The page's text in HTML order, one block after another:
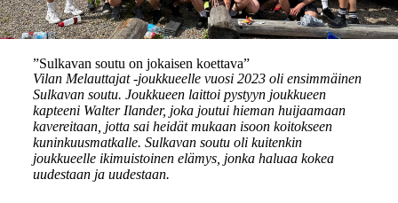
”Sulkavan soutu on jokaisen koettava”
Vilan Melauttajat -joukkueelle vuosi 2023 oli ensimmäinen
Sulkavan soutu. Joukkueen laittoi pystyyn joukkueen
kapteeni Walter Ilander, joka joutui hieman huijaamaan
kavereitaan, jotta sai heidät mukaan isoon koitokseen
kuninkuusmatkalle. Sulkavan soutu oli kuitenkin
joukkueelle ikimuistoinen elämys, jonka haluaa kokea
uudestaan ja uudestaan.